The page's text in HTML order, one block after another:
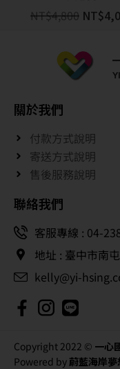
NT$4,800 NT$
關於我們
付款方式說明
寄送方式說明
售後服務說明
聯絡我們
客服專線 : 04-
地址 : 臺中市南
kelly@yi-
Copyright 2022 © 一心
Powered by 蔚藍海岸